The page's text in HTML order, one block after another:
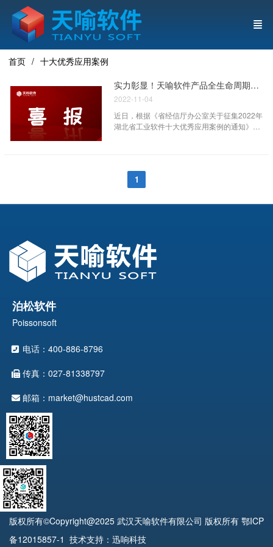
首页
十大优秀应用案例
实力彰显！天喻软件产品全生命周期管理系统IntePLM入选“2022年湖北省工业软件十大优秀应用案例”
2022-11-04
近日，根据《省经信厅办公室关于征集2022年
湖北省工业软件十大优秀应用案例的通知》
业软件十大优秀应用案例》。天喻软件国产可
替代产品全生命周期管理（PLM）平台成功入
1
泊松软件
Poissonsoft
电话：400-886-8796
传真：027-81338797
邮箱：market@hustcad.com
版权所有©Copyright@2025 武汉天喻软件有限公司 版权所有 鄂ICP
备12015857-1 技术支持：迅响科技